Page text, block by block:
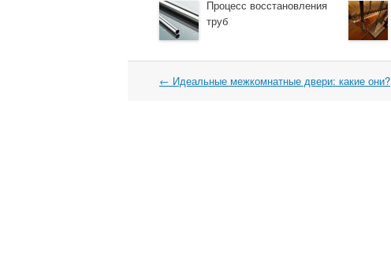
Процесс восстановления
труб
Навигация
← Идеальные межкомнатные двери: какие они?